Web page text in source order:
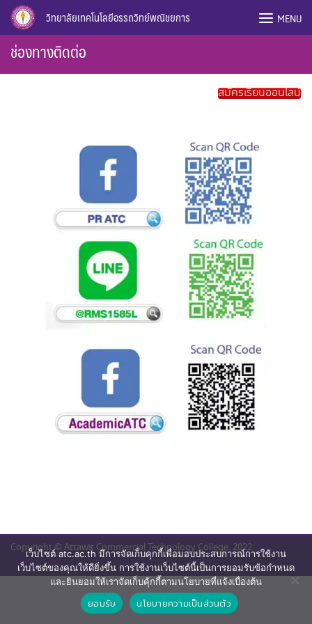
Skip
content
วิทยาลัยเทคโนโลยีอรรถวิทย์พณิชยการ MENU
ช่องทางติดต่อ
สมัครเรียนออนไลน์
Copyright © Attawit Commercial Technology College. 2022
Design by
Mana_Potion
เว็บไซต์ atc.ac.th มีการจัดเก็บคุกกี้เพื่อมอบประสบการณ์การใช้งาน
เว็บไซต์ของคุณให้ดียิ่งขึ้น การใช้งานเว็บไซต์นี้เป็นการยอมรับข้อกำหนด
และยินยอมให้เราจัดเก็บคุ้กกี้ตามนโยบายที่แจ้งเบื่องต้น
ยอมรับ นโยบายความเป็นส่วนตัว